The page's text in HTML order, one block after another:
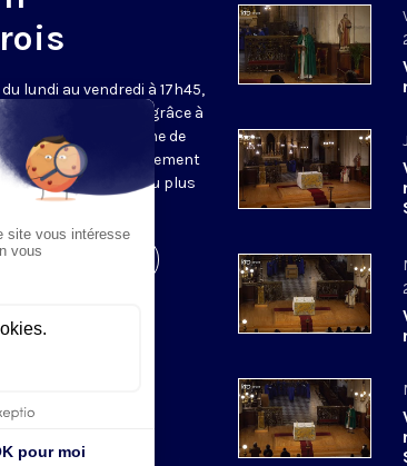
lundi au vendredi à 17h45,
de Saint-Germain grâce à
: un système de
en direct totalement
une réalisation au plus
de l'émission